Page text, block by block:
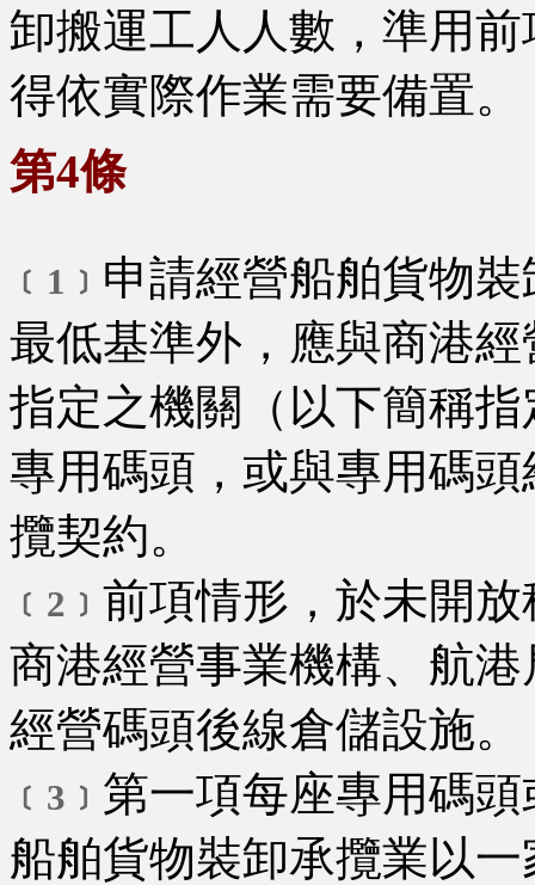
卸搬運工人人數，準用
得依實際作業需要備置。
第4條
﹝1﹞ 申請經營船舶貨物
最低基準外，應與商港
指定之機關（以下簡稱
專用碼頭，或與專用碼
攬契約。
﹝2﹞ 前項情形，於未開
商港經營事業機構、航
經營碼頭後線倉儲設施。
﹝3﹞ 第一項每座專用碼
船舶貨物裝卸承攬業以